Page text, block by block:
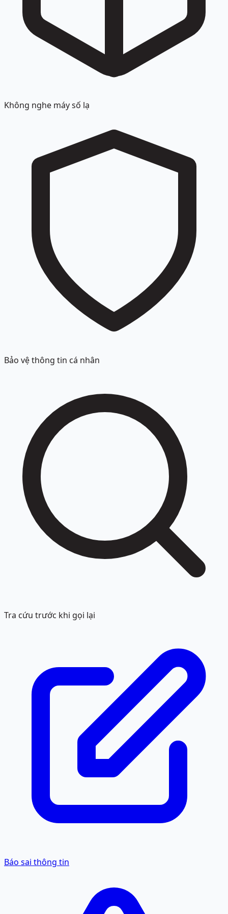
Không nghe máy số lạ
Bảo vệ thông tin cá nhân
Tra cứu trước khi gọi lại
Báo sai thông tin